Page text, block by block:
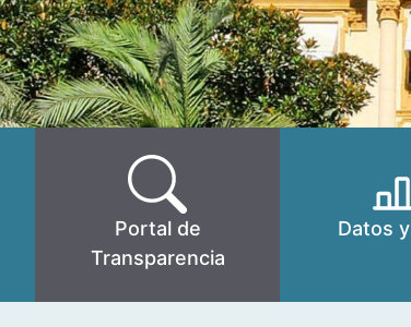
Portal de
Transparencia
Datos